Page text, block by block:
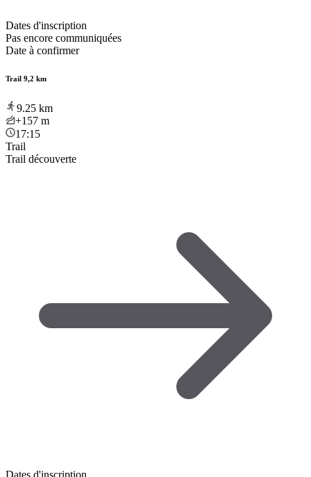
Dates d'inscription
Pas encore communiquées
Date à confirmer
Trail 9,2 km
9.25 km
+157 m
17:15
Trail
Trail découverte
Dates d'inscription